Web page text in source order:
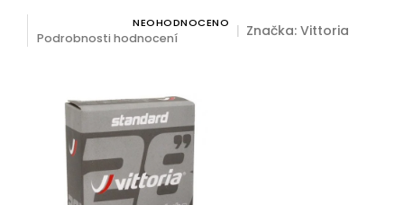
Průměrné hodnocení produktu je 0,0 z 5 hvězdiček.
NEOHODNOCENO
Podrobnosti hodnocení Značka:Vittoria